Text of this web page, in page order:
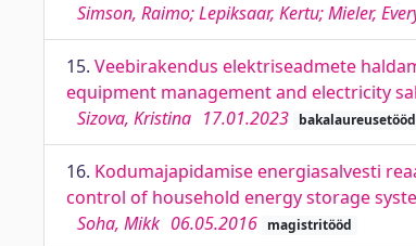
Simson, Raimo; Lepiksaar, Kertu; Mieler,
15. Veebirakendus elektriseadmete
equipment management and electricity
Sizova, Kristina 17.01.2023 bakalaureusetööd
16. Kodumajapidamise energiasalvesti
control of household energy storage
Soha, Mikk 06.05.2016 magistritööd